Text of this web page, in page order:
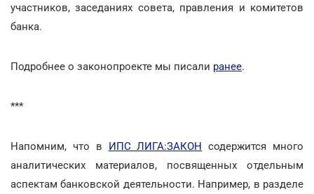
участников, заседаниях совета, правления и комитетов
банка.
Подробнее о законопроекте мы писали ранее.
***
Напомним, что в ИПС ЛИГА:ЗАКОН содержится много
аналитических материалов, посвященных отдельным
аспектам банковской деятельности. Например, в разделе